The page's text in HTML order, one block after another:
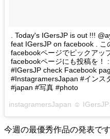
. Today's IGersJP is out !!!
feat IGersJP on facebook . こ
facebookページでピックアッ
facebookページにも投稿を！
#IGersJP check Facebook
#InstagramersJapan #インス
#japan #写真 #photo
今週の最優秀作品の発表です